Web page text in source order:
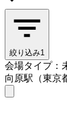
絞り込み1
会場タイプ：
向原駅（東京